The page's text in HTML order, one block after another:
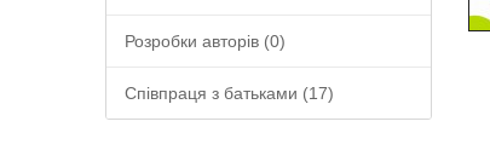
Розробки авторів (0)
Співпраця з батьками (17)